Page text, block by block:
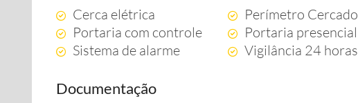
Cerca elétrica Perímetro Cercado
Portaria com controle
Portaria presencial
Sistema de alarme
Vigilância 24 horas
Documentação